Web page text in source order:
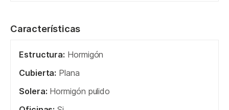
Características
Estructura: Hormigón
Cubierta: Plana
Solera: Hormigón pulido